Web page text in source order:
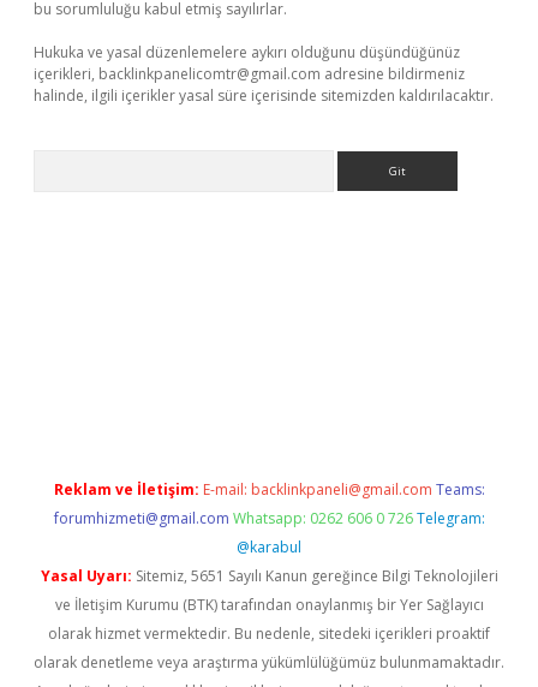
bu sorumluluğu kabul etmiş sayılırlar.
Hukuka ve yasal düzenlemelere aykırı olduğunu düşündüğünüz
içerikleri, backlinkpanelicomtr@gmail.com adresine bildirmeniz
halinde, ilgili içerikler yasal süre içerisinde sitemizden kaldırılacaktır.
Reklam ve İletişim: E-mail: backlinkpaneli@gmail.com Teams:
forumhizmeti@gmail.com Whatsapp: 0262 606 0 726 Telegram:
@karabul
Yasal Uyarı: Sitemiz, 5651 Sayılı Kanun gereğince Bilgi Teknolojileri
ve İletişim Kurumu (BTK) tarafından onaylanmış bir Yer Sağlayıcı
olarak hizmet vermektedir. Bu nedenle, sitedeki içerikleri proaktif
olarak denetleme veya araştırma yükümlülüğümüz bulunmamaktadır.